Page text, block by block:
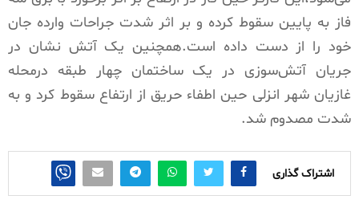
فاز به پایین سقوط کرده و بر اثر شدت جراحات وارده جان
خود را از دست داده است.همچنین یک آتش نشان در
جریان آتش‌سوزی در یک ساختمان چهار طبقه درمحله
غازیان شهر انزلی حین اطفاء حریق از ارتفاع سقوط کرد و به
شدت مصدوم شد.
اشتراک گذاری